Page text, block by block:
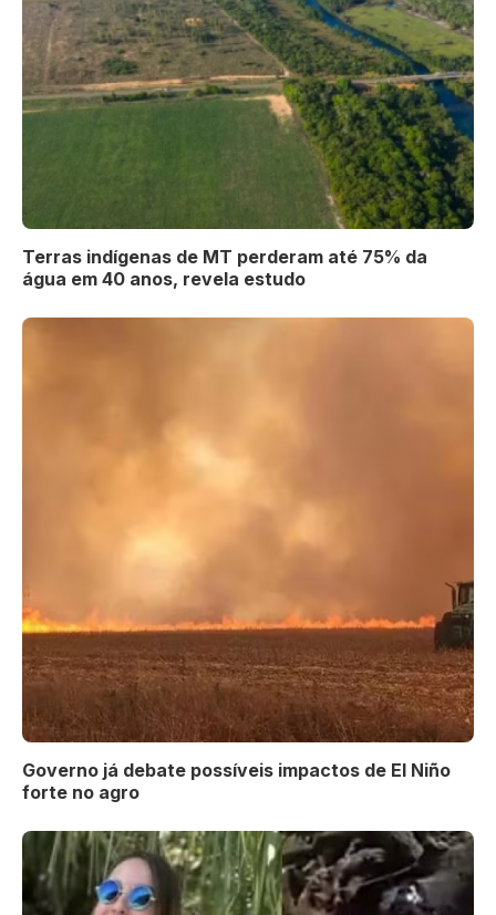
Terras indígenas de MT perderam até 75% da
água em 40 anos, revela estudo
Governo já debate possíveis impactos de El Niño
forte no agro